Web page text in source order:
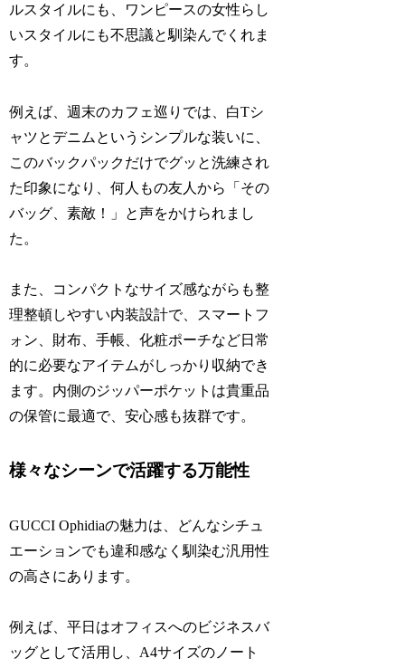
ルスタイルにも、ワンピースの女性らし
いスタイルにも不思議と馴染んでくれま
す。
例えば、週末のカフェ巡りでは、白Tシ
ャツとデニムというシンプルな装いに、
このバックパックだけでグッと洗練され
た印象になり、何人もの友人から「その
バッグ、素敵！」と声をかけられまし
た。
また、コンパクトなサイズ感ながらも整
理整頓しやすい内装設計で、スマートフ
ォン、財布、手帳、化粧ポーチなど日常
的に必要なアイテムがしっかり収納でき
ます。内側のジッパーポケットは貴重品
の保管に最適で、安心感も抜群です。
様々なシーンで活躍する万能性
GUCCI Ophidiaの魅力は、どんなシチュ
エーションでも違和感なく馴染む汎用性
の高さにあります。
例えば、平日はオフィスへのビジネスバ
ッグとして活用し、A4サイズのノート